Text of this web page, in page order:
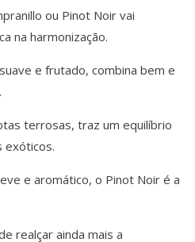
ou Pinot Noir vai
na harmonização.
e frutado, combina bem e
terrosas, traz um equilíbrio
exóticos.
e aromático, o Pinot Noir é a
realçar ainda mais a